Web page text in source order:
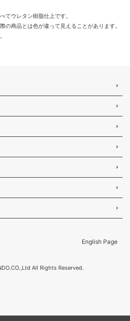
てウレタン樹脂仕上です。
の商品とは色が違って見えることがあります。
English Page
All Rights Reserved.